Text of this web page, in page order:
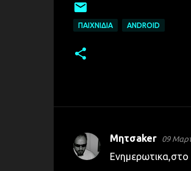
ΠΑΙΧΝΊΔΙΑ ANDROID
Σ
Μητσaker 09
Ενημερωτικα,στο